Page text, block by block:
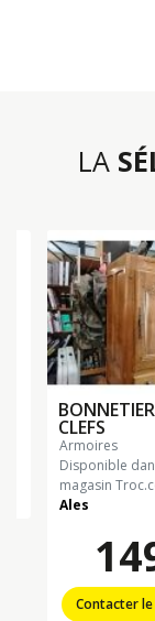
LA
CLEFS
armoires
Disponible
magasin
Ales
Contacter